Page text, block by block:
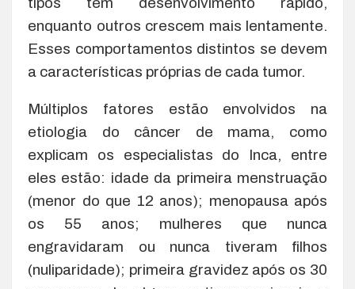
enquanto outros crescem mais lentamente.
Esses comportamentos distintos se devem
a características próprias de cada tumor.
Múltiplos fatores estão envolvidos na
etiologia do câncer de mama, como
explicam os especialistas do Inca, entre
eles estão: idade da primeira menstruação
(menor do que 12 anos); menopausa após
os 55 anos; mulheres que nunca
engravidaram ou nunca tiveram filhos
(nuliparidade); primeira gravidez após os 30